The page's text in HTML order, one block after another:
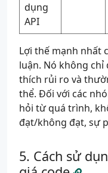
dụng
API
Lợi thế mạnh nhất
luận. Nó không chỉ
thích rủi ro và
thể. Đối với các
hỏi từ quá trình,
đạt/không đạt, sự
Cách sử